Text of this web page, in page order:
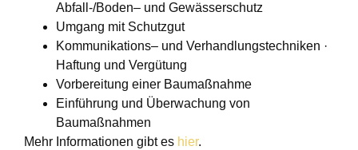
Abfall-/Boden– und Gewässerschutz
Umgang mit Schutzgut
Kommunikations– und Verhandlungstechniken ·
Haftung und Vergütung
Vorbereitung einer Baumaßnahme
Einführung und Überwachung von
Baumaßnahmen
Mehr Informationen gibt es hier.